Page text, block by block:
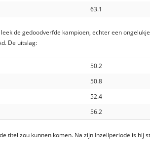
63.1
de gedoodverfde kampioen, echter een
De uitslag:
50.2
50.8
52.4
56.2
titel zou kunnen komen. Na zijn Inzellperiode is hij